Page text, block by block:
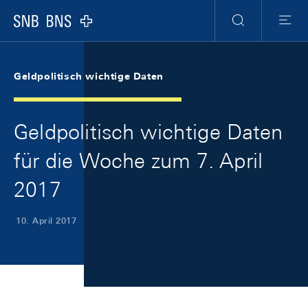
Logo
Suche
Menu
Geldpolitisch wichtige Daten
Geldpolitisch wichtige Daten
für die Woche zum 7. April
2017
10. April 2017